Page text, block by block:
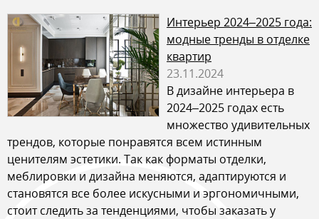
Интерьер 2024–2025 года:
модные тренды в отделке
квартир
23.11.2024
В дизайне интерьера в
2024–2025 годах есть
множество удивительных
трендов, которые понравятся всем истинным
ценителям эстетики. Так как форматы отделки,
меблировки и дизайна меняются, адаптируются и
становятся все более искусными и эргономичными,
стоит следить за тенденциями, чтобы заказать у